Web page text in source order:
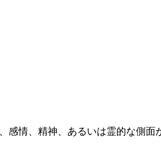
情、精神、あるいは霊的な側